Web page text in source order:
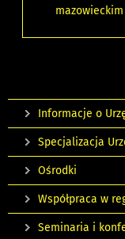
mazowieckim
Informacje o
Specjalizacja
Ośrodki
Współpraca w
Seminaria i